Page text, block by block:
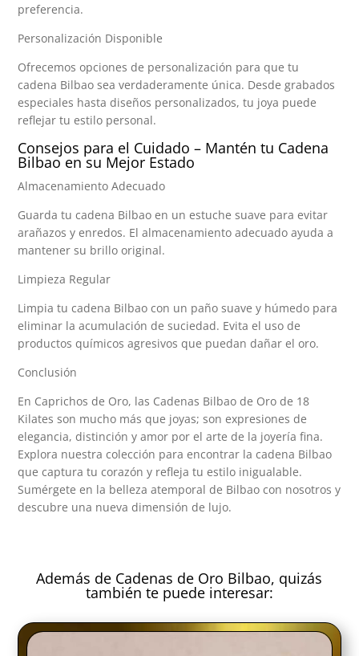
preferencia.
Personalización Disponible
Ofrecemos opciones de personalización para que tu
cadena Bilbao sea verdaderamente única. Desde grabados
especiales hasta diseños personalizados, tu joya puede
reflejar tu estilo personal.
Consejos para el Cuidado – Mantén tu Cadena
Bilbao en su Mejor Estado
Almacenamiento Adecuado
Guarda tu cadena Bilbao en un estuche suave para evitar
arañazos y enredos. El almacenamiento adecuado ayuda a
mantener su brillo original.
Limpieza Regular
Limpia tu cadena Bilbao con un paño suave y húmedo para
eliminar la acumulación de suciedad. Evita el uso de
productos químicos agresivos que puedan dañar el oro.
Conclusión
En Caprichos de Oro, las Cadenas Bilbao de Oro de 18
Kilates son mucho más que joyas; son expresiones de
elegancia, distinción y amor por el arte de la joyería fina.
Explora nuestra colección para encontrar la cadena Bilbao
que captura tu corazón y refleja tu estilo inigualable.
Sumérgete en la belleza atemporal de Bilbao con nosotros y
descubre una nueva dimensión de lujo.
Además de Cadenas de Oro Bilbao, quizás
también te puede interesar: